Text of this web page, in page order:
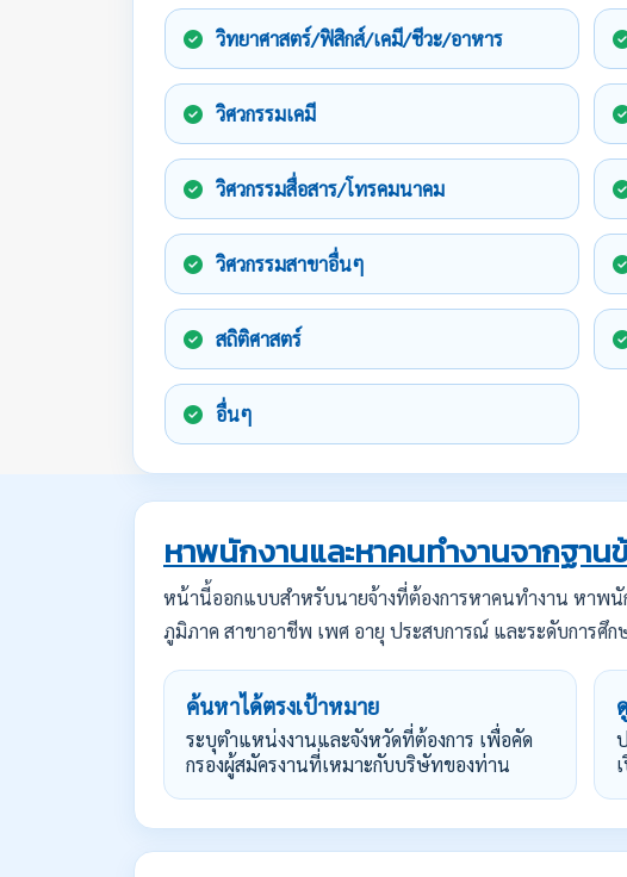
วิทยาศาสตร์/ฟิสิกส์/เคมี/ชีวะ/อาหาร
วิศวกรรมเคมี
วิศวกรรมสื่อสาร/โทรคมนาคม
วิศวกรรมสาขาอื่นๆ
สถิติศาสตร์
อื่นๆ
หาพนักงานและหาคนทำงานจากฐา
หน้านี้ออกแบบสำหรับนายจ้างที่ต้องการหาคนทำงาน หาพนั
ภูมิภาค สาขาอาชีพ เพศ อายุ ประสบการณ์ และระดับการศึก
ค้นหาได้ตรงเป้าหมาย
ระบุตำแหน่งงานและจังหวัดที่ต้องการ เพื่อคัด
กรองผู้สมัครงานที่เหมาะกับบริษัทของท่าน